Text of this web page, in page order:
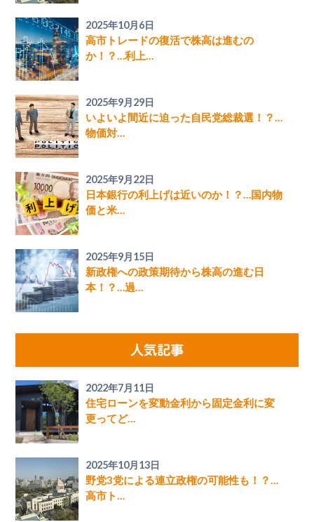
2025年10月6日
高市トレードの復活で株高は進むの
か！？…利上…
2025年9月29日
いよいよ間近に迫った自民党総裁選！？…
物価対…
2025年9月22日
日本銀行の利上げは近いのか！？…国内物
価と米…
2025年9月15日
新政権への政策期待から株高の進む日
本！？…過…
人気記事
2022年7月11日
住宅ローンを変動金利から固定金利に変
更ってど…
2025年10月13日
野党3党による連立政権の可能性も！？…
高市ト…